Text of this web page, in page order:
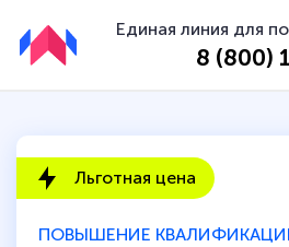
Единая линия для
8 (800)
ПОВЫШЕНИЕ
Льготная цена